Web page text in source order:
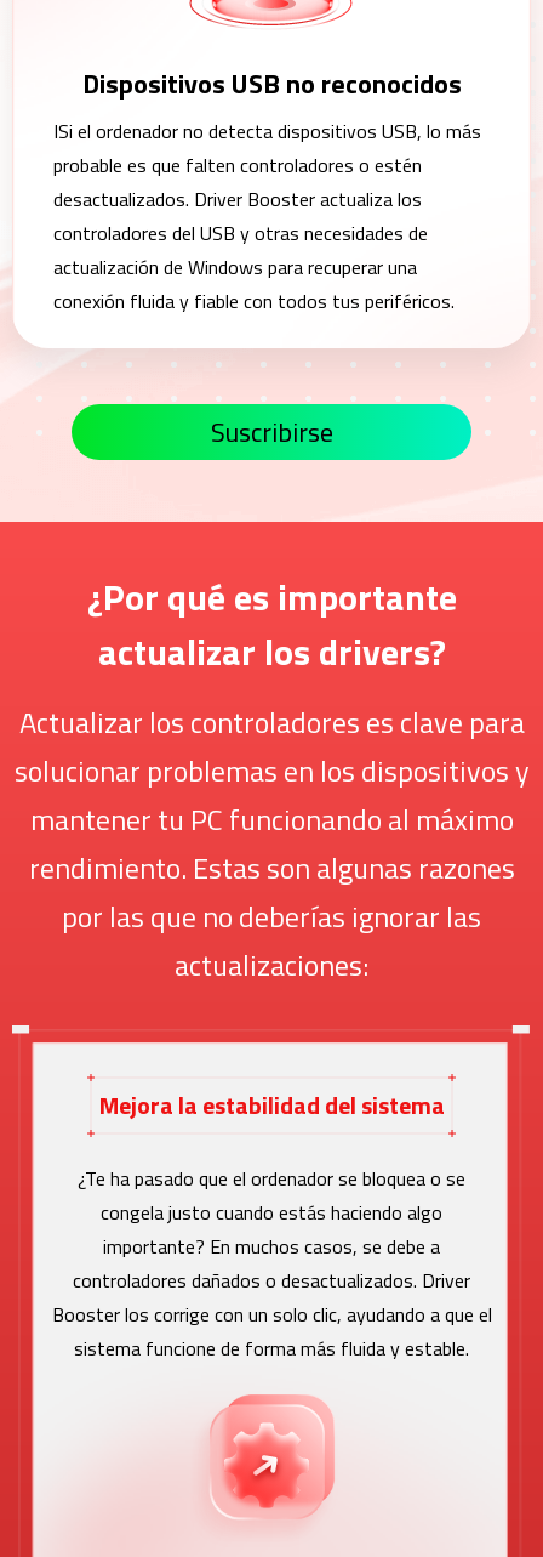
Dispositivos USB no reconocidos
ISi el ordenador no detecta dispositivos USB, lo más
probable es que falten controladores o estén
desactualizados. Driver Booster actualiza los
controladores del USB y otras necesidades de
actualización de Windows para recuperar una
conexión fluida y fiable con todos tus periféricos.
Suscribirse
¿Por qué es importante
actualizar los drivers?
Actualizar los controladores es clave para
solucionar problemas en los dispositivos y
mantener tu PC funcionando al máximo
rendimiento. Estas son algunas razones
por las que no deberías ignorar las
actualizaciones:
Mejora la estabilidad del sistema
¿Te ha pasado que el ordenador se bloquea o se
congela justo cuando estás haciendo algo
importante? En muchos casos, se debe a
controladores dañados o desactualizados. Driver
Booster los corrige con un solo clic, ayudando a que el
sistema funcione de forma más fluida y estable.